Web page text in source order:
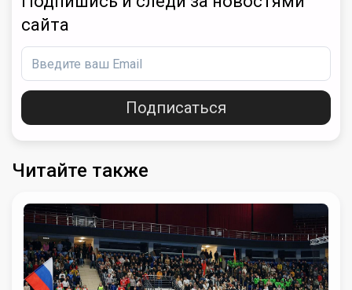
сайта
Подписаться
Читайте также